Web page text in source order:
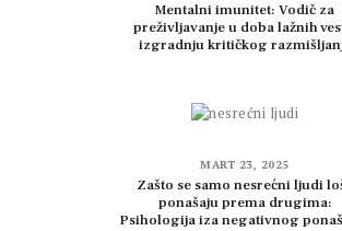
Mentalni imunitet: Vodič za
preživljavanje u doba lažnih
izgradnju kritičkog
MART 23, 2025
Zašto se samo nesrećni ljudi
ponašaju prema drugima:
Psihologija iza negativnog